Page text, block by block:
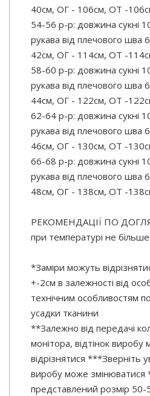
40см, ОГ - 106см, ОТ -
54-56 р-р: довжина сукні
рукава від плечового шва
42см, ОГ - 114см, ОТ -
58-60 р-р: довжина сукні
рукава від плечового шва
44см, ОГ - 122см, ОТ -
62-64 р-р: довжина сукні
рукава від плечового шва
46см, ОГ - 130см, ОТ -
66-68 р-р: довжина сукні
рукава від плечового шва
48см, ОГ - 138см, ОТ -
РЕКОМЕНДАЦІЇ ПО
при температурі не більше
*Заміри можуть
+-2см в залежності від
технічним особливостям
усадки тканини
**Залежно від передачі
монітора, відтінок
відрізнятися ***Зверніть
виробу може
представлений розмір 50-